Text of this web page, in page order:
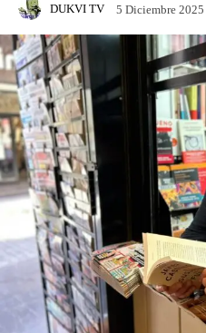
DUKVI TV 5 Diciembre 2025